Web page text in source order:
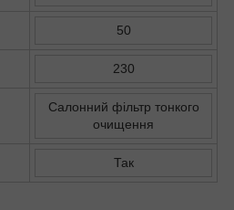
50
230
Салонний фільтр тонкого
очищення
Так